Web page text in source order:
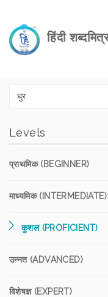
हिंदी
Levels
प्राथमिक (BEGINNER)
माध्यमिक (INTERMEDIATE)
कुशल (PROFICIENT)
उन्नत (ADVANCED)
विशेषज्ञ (EXPERT)